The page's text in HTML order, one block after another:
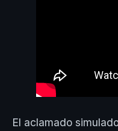
El aclamado